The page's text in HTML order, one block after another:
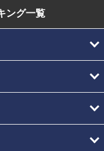
ング一覧